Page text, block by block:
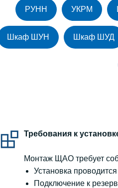
РУНН УКРМ
Шкаф ШУН Шкаф ШУД
Требования к
Монтаж ЩАО требует
Установка
Подключение к